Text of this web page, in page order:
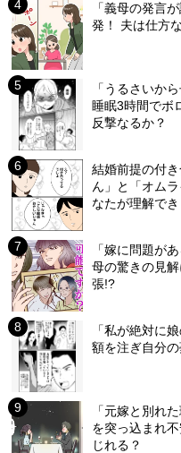
「義母の発言
発！ 夫は仕方
「うるさいか
睡眠3時間でボ
反撃なるか？
結婚前提の付
ん」と「オム
なたが理解でき
「嫁に問題が
母の驚きの見
張!?
「私が絶対に
額を注ぎ自分
「元嫁と別れ
を突っ込まれ
じれる？